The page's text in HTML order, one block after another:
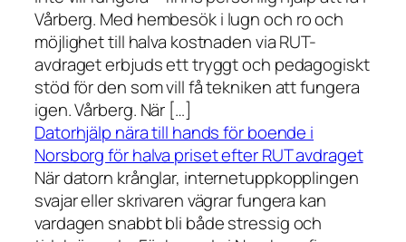
Vårberg. Med hembesök i lugn och ro och
möjlighet till halva kostnaden via RUT-
avdraget erbjuds ett tryggt och pedagogiskt
stöd för den som vill få tekniken att fungera
igen. Vårberg. När […]
Datorhjälp nära till hands för boende i
Norsborg för halva priset efter RUT avdraget
När datorn krånglar, internetuppkopplingen
svajar eller skrivaren vägrar fungera kan
vardagen snabbt bli både stressig och